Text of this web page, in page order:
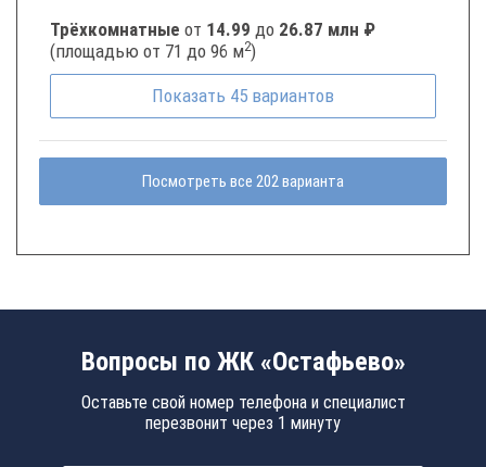
Трёхкомнатные от 14.99 до 26.87 млн ₽
(площадью от 71 до 96 м2)
Показать 45 вариантов
Посмотреть все 202 варианта
Вопросы по ЖК «Остафьево»
Оставьте свой номер телефона и специалист
перезвонит через 1 минуту